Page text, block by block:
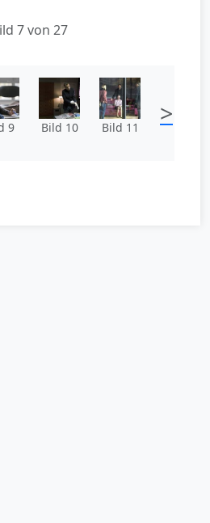
7 von 27
9 Bild 10 Bild 11 >